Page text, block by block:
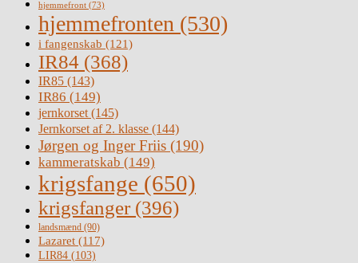
hjemmefront (73)
hjemmefronten (530)
i fangenskab (121)
IR84 (368)
IR85 (143)
IR86 (149)
jernkorset(145)
Jernkorset af 2. klasse (144)
Jørgen og Inger Friis (190)
kammeratskab (149)
krigsfange (650)
krigsfanger (396)
landsmænd (90)
Lazaret (117)
LIR84 (103)